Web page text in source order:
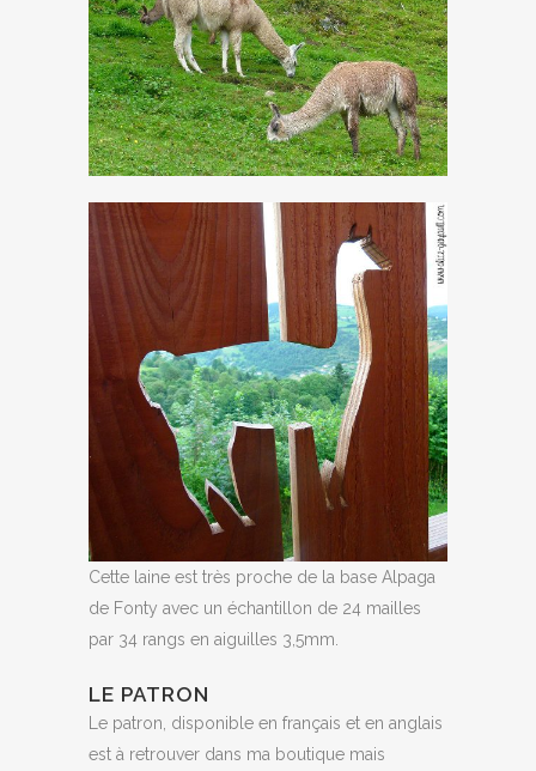
Cette laine est très proche de la base Alpaga
de Fonty avec un échantillon de 24 mailles
par 34 rangs en aiguilles 3,5mm.
LE PATRON
Le patron, disponible en français et en anglais
est à retrouver dans ma boutique mais